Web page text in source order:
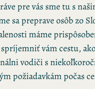
pre vás sme tu s
sa preprave osôb zo
máme
vám cestu,
vodiči s
požiadavkám počas